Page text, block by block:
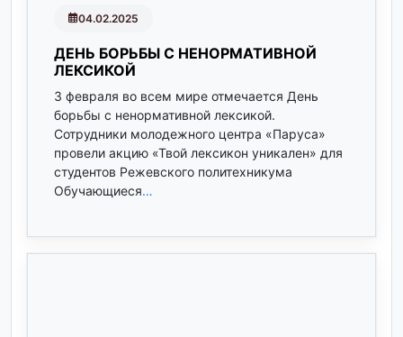
04.02.2025
ДЕНЬ БОРЬБЫ С НЕНОРМАТИВНОЙ
ЛЕКСИКОЙ
3 февраля во всем мире отмечается День
борьбы с ненормативной лексикой.
Сотрудники молодежного центра «Паруса»
провели акцию «Твой лексикон уникален» для
студентов Режевского политехникума
Обучающиеся…